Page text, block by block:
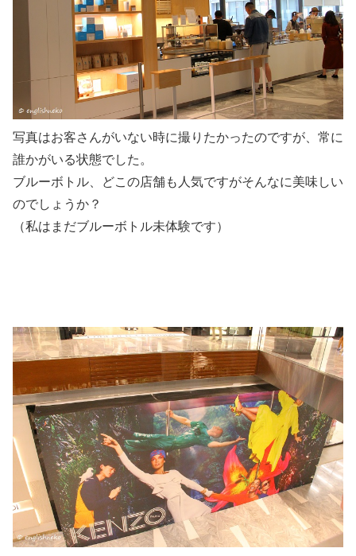
写真はお客さんがいない時に撮りたかったのですが、常に
誰かがいる状態でした。
ブルーボトル、どこの店舗も人気ですがそんなに美味しい
のでしょうか？
（私はまだブルーボトル未体験です）